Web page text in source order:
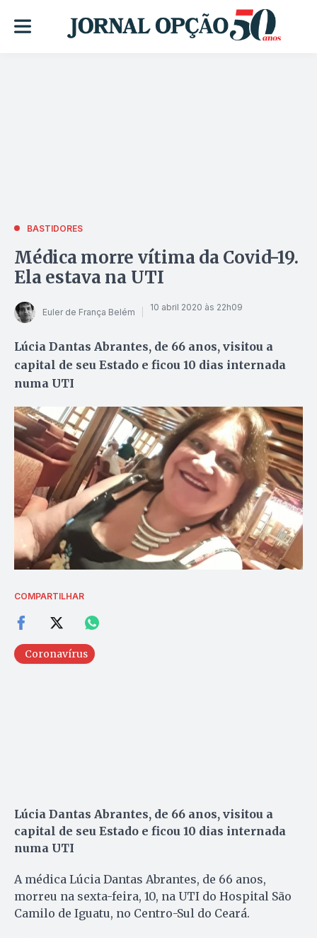
BASTIDORES
Médica morre vítima da Covid-19.
Ela estava na UTI
Euler de França Belém 10 abril 2020 às 22h09
Lúcia Dantas Abrantes, de 66 anos, visitou a
capital de seu Estado e ficou 10 dias internada
numa UTI
COMPARTILHAR
Coronavírus
Lúcia Dantas Abrantes, de 66 anos, visitou a
capital de seu Estado e ficou 10 dias internada
numa UTI
A médica Lúcia Dantas Abrantes, de 66 anos,
morreu na sexta-feira, 10, na UTI do Hospital São
Camilo de Iguatu, no Centro-Sul do Ceará.